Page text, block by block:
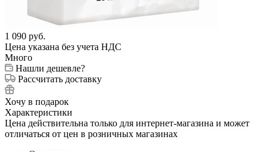
1 090 руб.
Цена указана без учета НДС
Много
Нашли дешевле?
Рассчитать доставку
Хочу в подарок
Характеристики
Цена действительна только для интернет-магазина и может
отличаться от цен в розничных магазинах